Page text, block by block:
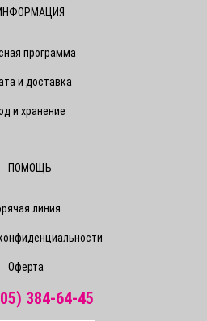
программа
и доставка
и хранение
ПОМОЩЬ
линия
Оферта
384-64-45